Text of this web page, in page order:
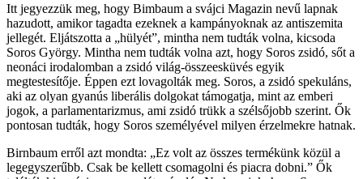
Itt jegyezzük meg, hogy Bimbaum a svájci Magazin nevű lapnak
hazudott, amikor tagadta ezeknek a kampányoknak az antiszemita
jellegét. Eljátszotta a „hülyét”, mintha nem tudták volna, kicsoda
Soros György. Mintha nem tudták volna azt, hogy Soros zsidó, sőt a
neonáci irodalomban a zsidó világ-összeesküvés egyik
megtestesítője. Éppen ezt lovagolták meg. Soros, a zsidó spekuláns,
aki az olyan gyanús liberális dolgokat támogatja, mint az emberi
jogok, a parlamentarizmus, ami zsidó trükk a szélsőjobb szerint. Ők
pontosan tudták, hogy Soros személyével milyen érzelmekre hatnak.
Birnbaum erről azt mondta: „Ez volt az összes termékünk közül a
legegyszerűbb. Csak be kellett csomagolni és piacra dobni.” Ők